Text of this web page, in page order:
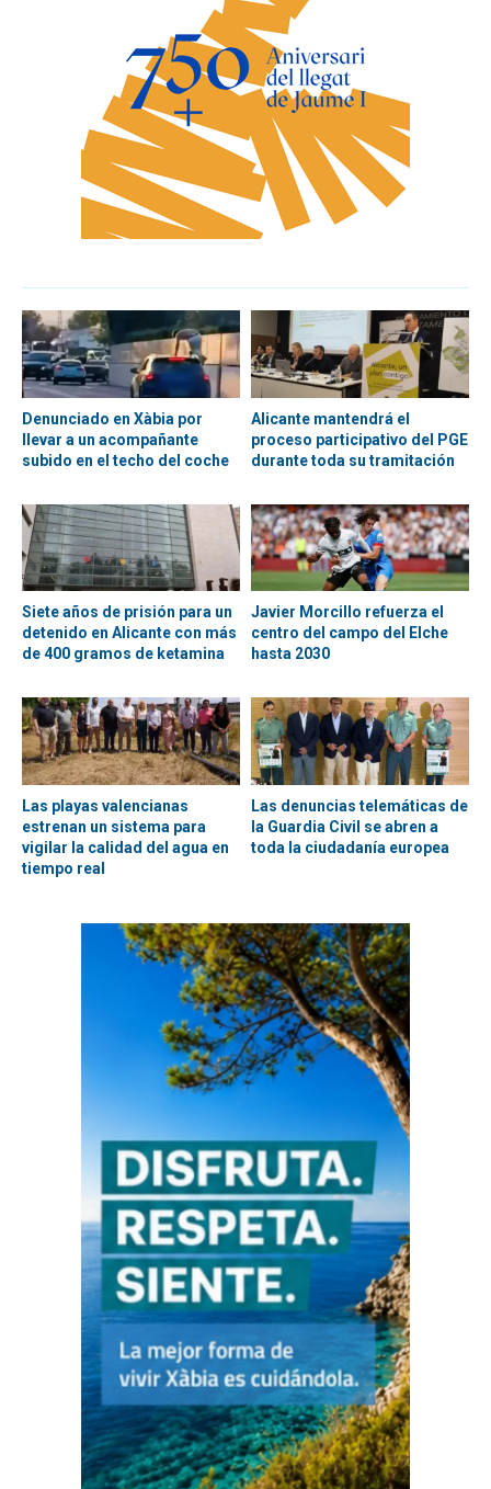
Denunciado en Xàbia por
llevar a un acompañante
subido en el techo del coche
Alicante mantendrá el
proceso participativo del PGE
durante toda su tramitación
Siete años de prisión para un
detenido en Alicante con más
de 400 gramos de ketamina
Javier Morcillo refuerza el
centro del campo del Elche
hasta 2030
Las playas valencianas
estrenan un sistema para
vigilar la calidad del agua en
tiempo real
Las denuncias telemáticas de
la Guardia Civil se abren a
toda la ciudadanía europea